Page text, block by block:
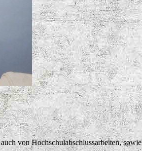
von Hochschulabschlussarbeiten, sowie